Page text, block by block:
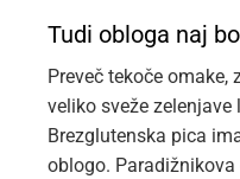
Tudi obloga naj
Preveč tekoče omake,
veliko sveže
Brezglutenska pica
oblogo.